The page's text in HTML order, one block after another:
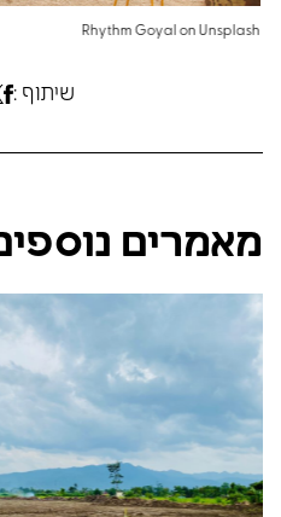
Rhythm Goyal on Unsplash
שיתוף :
מאמרים